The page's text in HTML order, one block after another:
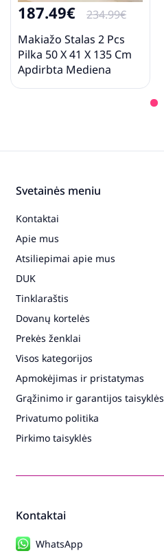
187.49€
234.99€
Makiažo Stalas 2 Pcs
Pilka 50 X 41 X 135 Cm
Apdirbta Mediena
Kontaktai
WhatsApp
Svetainės meniu
Kontaktai
Apie mus
Atsiliepimai apie mus
DUK
Tinklaraštis
Dovanų kortelės
Prekės ženklai
Visos kategorijos
Apmokėjimas ir pristatymas
Grąžinimo ir garantijos taisyklės
Privatumo politika
Pirkimo taisyklės